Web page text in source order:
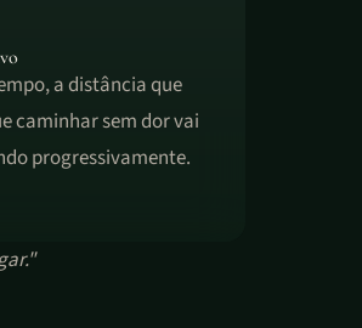
a distância que
caminhar sem dor vai
progressivamente.